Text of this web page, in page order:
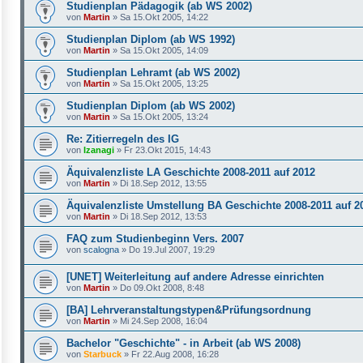
Studienplan Pädagogik (ab WS 2002)
von Martin » Sa 15.Okt 2005, 14:22
Studienplan Diplom (ab WS 1992)
von Martin » Sa 15.Okt 2005, 14:09
Studienplan Lehramt (ab WS 2002)
von Martin » Sa 15.Okt 2005, 13:25
Studienplan Diplom (ab WS 2002)
von Martin » Sa 15.Okt 2005, 13:24
Re: Zitierregeln des IG
von Izanagi » Fr 23.Okt 2015, 14:43
Äquivalenzliste LA Geschichte 2008-2011 auf 2012
von Martin » Di 18.Sep 2012, 13:55
Äquivalenzliste Umstellung BA Geschichte 2008-2011 auf
von Martin » Di 18.Sep 2012, 13:53
FAQ zum Studienbeginn Vers. 2007
von scalogna » Do 19.Jul 2007, 19:29
[UNET] Weiterleitung auf andere Adresse einrichten
von Martin » Do 09.Okt 2008, 8:48
[BA] Lehrveranstaltungstypen&Prüfungsordnung
von Martin » Mi 24.Sep 2008, 16:04
Bachelor "Geschichte" - in Arbeit (ab WS 2008)
von Starbuck » Fr 22.Aug 2008, 16:28